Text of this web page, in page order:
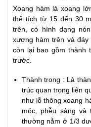
Xoang hàm là xoang
thể tích từ 15 đến 30
trên, có hình dạng
xương hàm trên và đáy
còn lại bao gồm thành
trước.
Thành trong : Là
trúc quan trọng liên
như lỗ thông xoang
móc, phễu sàng và
thường nằm ở 1/3